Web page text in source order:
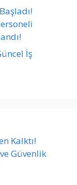
İş
Kalktı!
Güvenlik